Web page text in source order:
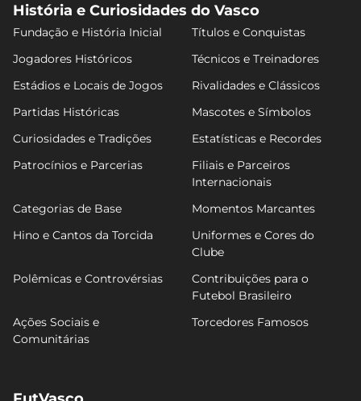
História e Curiosidades do Vasco
Fundação e História Inicial
Títulos e Conquistas
Jogadores Históricos
Técnicos e Treinadores
Estádios e Locais de Jogos
Rivalidades e Clássicos
Partidas Históricas
Mascotes e Símbolos
Curiosidades e Tradições
Estatísticas e Recordes
Patrocínios e Parcerias
Filiais e Parceiros
Internacionais
Categorias de Base
Momentos Marcantes
Hino e Cantos da Torcida
Uniformes e Cores do
Clube
Polêmicas e Controvérsias
Contribuições para o
Futebol Brasileiro
Ações Sociais e
Comunitárias
Torcedores Famosos